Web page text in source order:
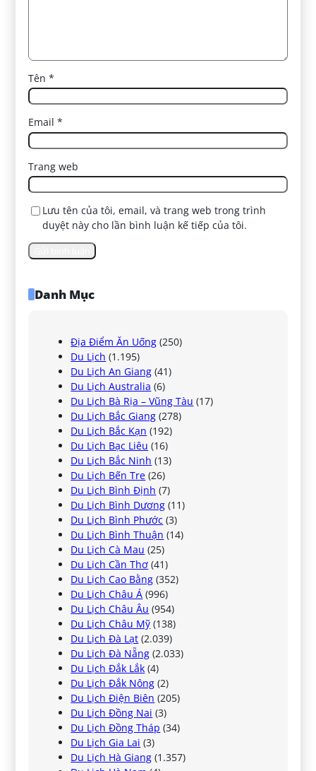
Tên*
Email*
Trang web
Lưu tên của tôi, email, và trang web trong trình
duyệt này cho lần bình luận kế tiếp của tôi.
Danh Mục
Địa Điểm Ăn Uống (250)
Du Lịch (1.195)
Du Lịch An Giang (41)
Du Lịch Australia (6)
Du Lịch Bà Rịa – Vũng Tàu (17)
Du Lịch Bắc Giang (278)
Du Lịch Bắc Kạn (192)
Du Lịch Bạc Liêu (16)
Du Lịch Bắc Ninh (13)
Du Lịch Bến Tre (26)
Du Lịch Bình Định (7)
Du Lịch Bình Dương (11)
Du Lịch Bình Phước (3)
Du Lịch Bình Thuận (14)
Du Lịch Cà Mau (25)
Du Lịch Cần Thơ (41)
Du Lịch Cao Bằng (352)
Du Lịch Châu Á (996)
Du Lịch Châu Âu (954)
Du Lịch Châu Mỹ (138)
Du Lịch Đà Lạt (2.039)
Du Lịch Đà Nẵng (2.033)
Du Lịch Đắk Lắk (4)
Du Lịch Đắk Nông (2)
Du Lịch Điện Biên (205)
Du Lịch Đồng Nai (3)
Du Lịch Đồng Tháp (34)
Du Lịch Gia Lai (3)
Du Lịch Hà Giang (1.357)